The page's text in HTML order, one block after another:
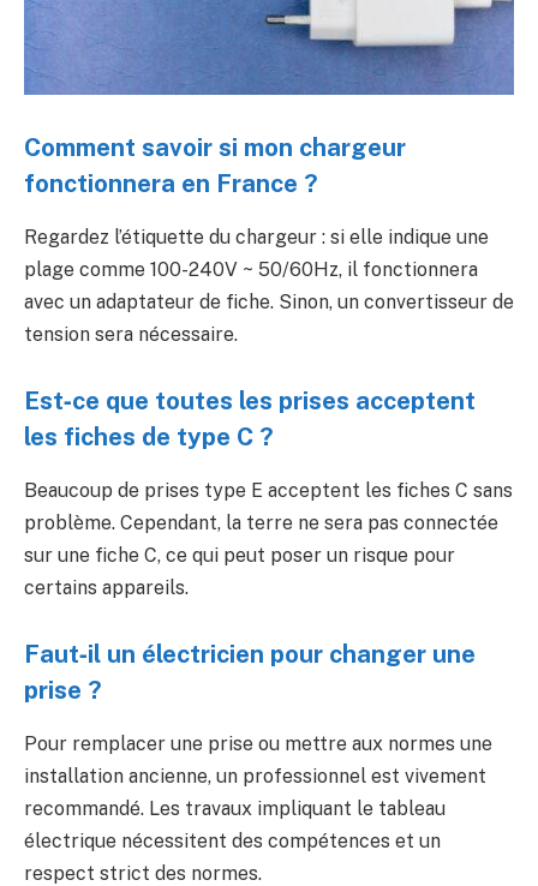
Comment savoir si mon chargeur
fonctionnera en France ?
Regardez l’étiquette du chargeur : si elle indique une
plage comme 100-240V ~ 50/60Hz, il fonctionnera
avec un adaptateur de fiche. Sinon, un convertisseur de
tension sera nécessaire.
Est‑ce que toutes les prises acceptent
les fiches de type C ?
Beaucoup de prises type E acceptent les fiches C sans
problème. Cependant, la terre ne sera pas connectée
sur une fiche C, ce qui peut poser un risque pour
certains appareils.
Faut‑il un électricien pour changer une
prise ?
Pour remplacer une prise ou mettre aux normes une
installation ancienne, un professionnel est vivement
recommandé. Les travaux impliquant le tableau
électrique nécessitent des compétences et un
respect strict des normes.